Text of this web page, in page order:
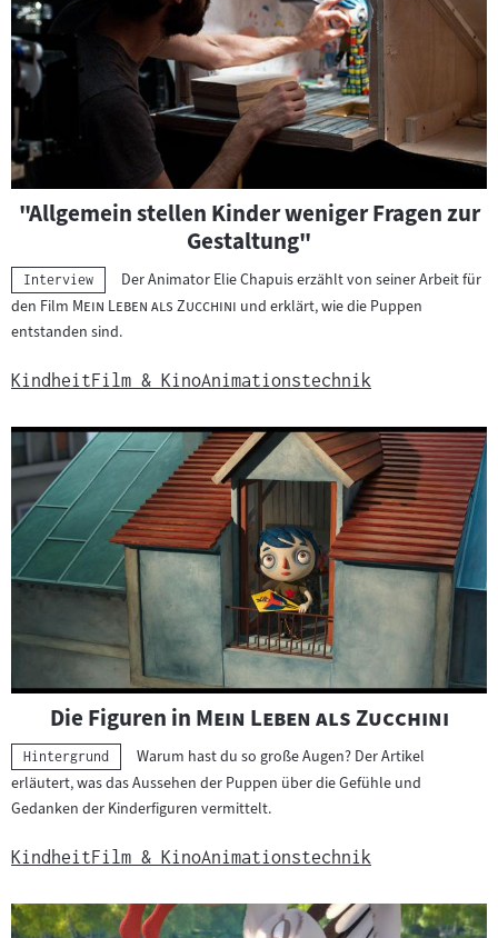
e
r
s
e
"Allgemein stellen Kinder weniger Fragen zur
Gestaltung"
Kategorie:
Interview
Der Animator Elie Chapuis erzählt von seiner Arbeit für
den Film "Mein Leben als Zucchini "und erklärt, wie die Puppen
entstanden sind.
KindheitFilm & KinoAnimationstechnik
Die Figuren in "
Mein Leben als Zucchini"
Kategorie:
Hintergrund
Warum hast du so große Augen? Der Artikel
erläutert, was das Aussehen der Puppen über die Gefühle und
Gedanken der Kinderfiguren vermittelt.
KindheitFilm & KinoAnimationstechnik